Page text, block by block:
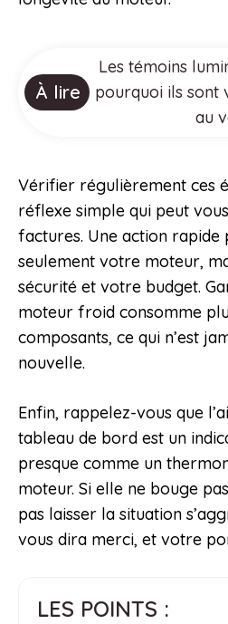
À lire
Les témoins
pourquoi ils sont
au
Vérifier régulièrement ces
réflexe simple qui peut
factures. Une action rapide
seulement votre moteur,
sécurité et votre budget.
moteur froid consomme
composants, ce qui n’est
nouvelle.
Enfin, rappelez-vous que
tableau de bord est un
presque comme un
moteur. Si elle ne bouge
pas laisser la situation
vous dira merci, et votre
LES POINTS :